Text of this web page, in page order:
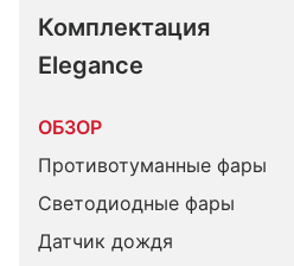
Комплектация
Elegance
ОБЗОР
Противотуманные фары
Светодиодные фары
Датчик дождя